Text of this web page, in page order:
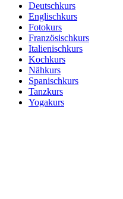
Deutschkurs
Englischkurs
Fotokurs
Französischkurs
Italienischkurs
Kochkurs
Nähkurs
Spanischkurs
Tanzkurs
Yogakurs